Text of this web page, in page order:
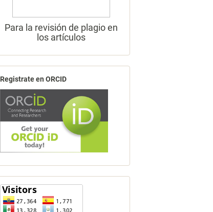
Para la revisión de plagio en
los artículos
Registrate en ORCID